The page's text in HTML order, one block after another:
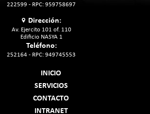
222599 - RPC: 959758697
Dirección:
Av. Ejercito 101 of. 110
Edificio NASYA 1
Teléfono:
252164 - RPC: 949745553
INICIO
SERVICIOS
CONTACTO
INTRANET